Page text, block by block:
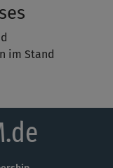
im Stand